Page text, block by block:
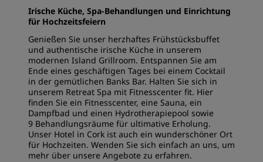
Irische Küche, Spa-Behandlungen und Einrichtung
für Hochzeitsfeiern
Genießen Sie unser herzhaftes Frühstücksbuffet
und authentische irische Küche in unserem
modernen Island Grillroom. Entspannen Sie am
Ende eines geschäftigen Tages bei einem Cocktail
in der gemütlichen Banks Bar. Halten Sie sich in
unserem Retreat Spa mit Fitnesscenter fit. Hier
finden Sie ein Fitnesscenter, eine Sauna, ein
Dampfbad und einen Hydrotherapiepool sowie
9 Behandlungsräume für ultimative Erholung.
Unser Hotel in Cork ist auch ein wunderschöner Ort
für Hochzeiten. Wenden Sie sich einfach an uns, um
mehr über unsere Angebote zu erfahren.